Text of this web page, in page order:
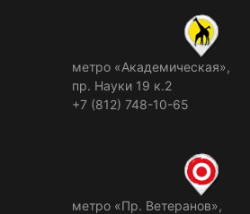
метро «Академическая»,
пр. Науки 19 к.2
+7 (812) 748-10-65
метро «Пр. Ветеранов»,